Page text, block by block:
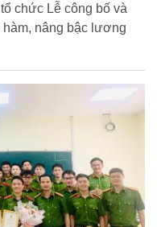
chức Lễ công bố và
hàm, nâng bậc lương